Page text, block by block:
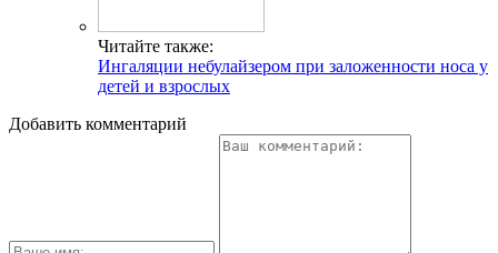
Читайте также:
Ингаляции небулайзером при заложенности носа у
детей и взрослых
Добавить комментарий